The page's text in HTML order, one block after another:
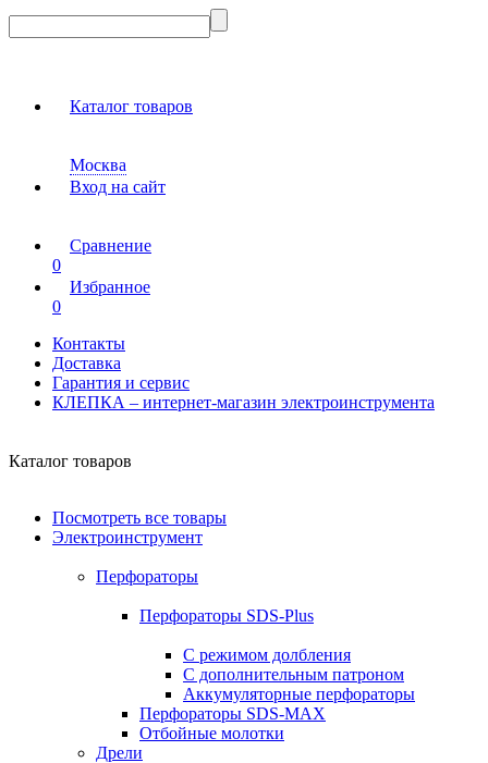
Каталог товаров
Москва
Вход на сайт
Сравнение
0
Избранное
0
Контакты
Доставка
Гарантия и сервис
КЛЕПКА – интернет-магазин электроинструмента
Каталог товаров
Посмотреть все товары
Электроинструмент
Перфораторы
Перфораторы SDS-Plus
С режимом долбления
С дополнительным патроном
Аккумуляторные перфораторы
Перфораторы SDS-MAX
Отбойные молотки
Дрели